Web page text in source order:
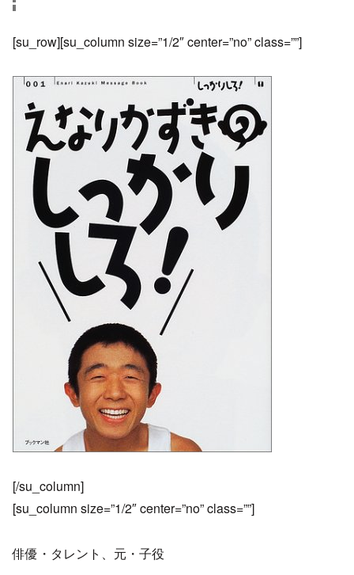
[su_row][su_column size=”1/2″ center=”no” class=””]
[/su_column]
[su_column size=”1/2″ center=”no” class=””]
俳優・タレント、元・子役